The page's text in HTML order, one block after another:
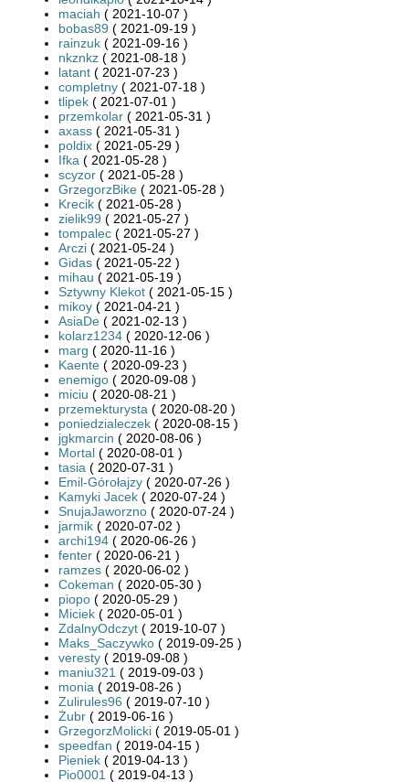
maciah ( 2021-10-07 )
bobas89 ( 2021-09-19 )
rainzuk ( 2021-09-16 )
nkznkz ( 2021-08-18 )
latant ( 2021-07-23 )
completny ( 2021-07-18 )
tlipek ( 2021-07-01 )
przemkolar ( 2021-05-31 )
axass ( 2021-05-31 )
poldix ( 2021-05-29 )
Ifka ( 2021-05-28 )
scyzor ( 2021-05-28 )
GrzegorzBike ( 2021-05-28 )
Krecik ( 2021-05-28 )
zielik99 ( 2021-05-27 )
tompalec ( 2021-05-27 )
Arczi ( 2021-05-24 )
Gidas ( 2021-05-22 )
mihau ( 2021-05-19 )
Sztywny Klekot ( 2021-05-15 )
mikoy ( 2021-04-21 )
AsiaDe ( 2021-02-13 )
kolarz1234 ( 2020-12-06 )
marg ( 2020-11-16 )
Kaente ( 2020-09-23 )
enemigo ( 2020-09-08 )
miciu ( 2020-08-21 )
przemekturysta ( 2020-08-20 )
poniedzialeczek ( 2020-08-15 )
jgkmarcin ( 2020-08-06 )
Mortal ( 2020-08-01 )
tasia ( 2020-07-31 )
Emil-Górołajzy ( 2020-07-26 )
Kamyki Jacek ( 2020-07-24 )
SnujaJaworzno ( 2020-07-24 )
jarmik ( 2020-07-02 )
archi194 ( 2020-06-26 )
fenter ( 2020-06-21 )
ramzes ( 2020-06-02 )
Cokeman ( 2020-05-30 )
piopo ( 2020-05-29 )
Miciek ( 2020-05-01 )
ZdalnyOdczyt ( 2019-10-07 )
Maks_Saczywko ( 2019-09-25 )
veresty ( 2019-09-08 )
maniu321 ( 2019-09-03 )
monia ( 2019-08-26 )
Zulirules96 ( 2019-07-10 )
Żubr ( 2019-06-16 )
GrzegorzMolicki ( 2019-05-01 )
speedfan ( 2019-04-15 )
Pieniek ( 2019-04-13 )
Pio0001 ( 2019-04-13 )